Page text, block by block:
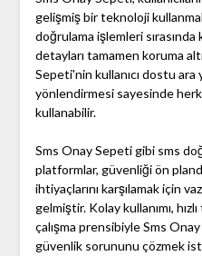
gelişmiş bir teknoloji
doğrulama işlemleri sırasında
detayları tamamen koruma
Sepeti'nin kullanıcı dostu ara
yönlendirmesi sayesinde
kullanabilir.
Sms Onay Sepeti gibi sms
platformlar, güvenliği ön
ihtiyaçlarını karşılamak için
gelmiştir. Kolay kullanımı,
çalışma prensibiyle Sms
güvenlik sorununu çözmek